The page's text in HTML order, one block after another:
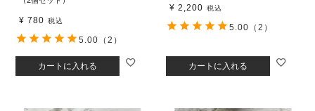
¥ 780 税込
カートに入れる
5.00 （2）
¥ 2,200 税込
カートに入れる
5.00 （2）